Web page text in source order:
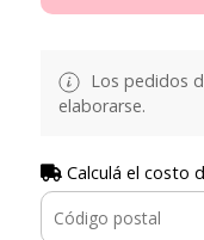
Los pedidos
elaborarse.
Calculá el costo